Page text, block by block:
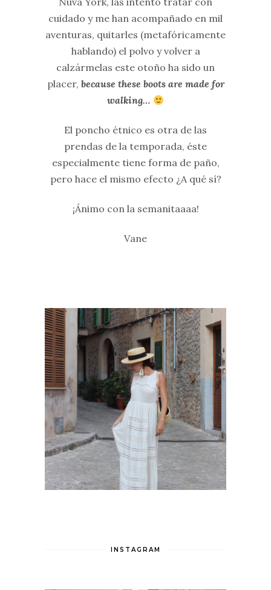
cuidado y me han acompañado en mil
aventuras, quitarles (metafóricamente
hablando) el polvo y volver a
calzármelas este otoño ha sido un
placer, because these boots are made for
walking…
El poncho étnico es otra de las
prendas de la temporada, éste
especialmente tiene forma de paño,
pero hace el mismo efecto ¿A qué sí?
¡Ánimo con la semanitaaaa!
Vane
INSTAGRAM